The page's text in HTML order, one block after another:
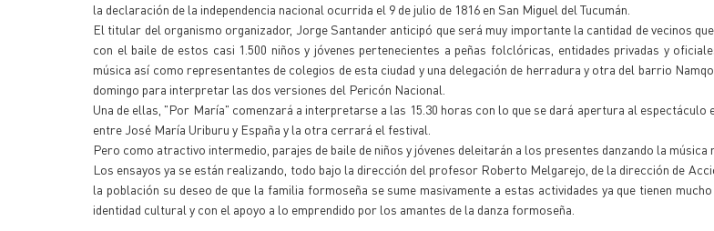
la declaración de la independencia nacional ocurrida el 9 de julio de 1816 en San Miguel del Tucumán.
El titular del organismo organizador, Jorge Santander anticipó que será muy importante la cantidad de vecinos
con el baile de estos casi 1.500 niños y jóvenes pertenecientes a peñas folclóricas, entidades privadas y
música así como representantes de colegios de esta ciudad y una delegación de herradura y otra del barrio
domingo para interpretar las dos versiones del Pericón Nacional.
Una de ellas, "Por María" comenzará a interpretarse a las 15.30 horas con lo que se dará apertura al espectáculo
entre José María Uriburu y España y la otra cerrará el festival.
Pero como atractivo intermedio, parajes de baile de niños y jóvenes deleitarán a los presentes danzando la música
Los ensayos ya se están realizando, todo bajo la dirección del profesor Roberto Melgarejo, de la dirección de
la población su deseo de que la familia formoseña se sume masivamente a estas actividades ya que tienen
identidad cultural y con el apoyo a lo emprendido por los amantes de la danza formoseña.